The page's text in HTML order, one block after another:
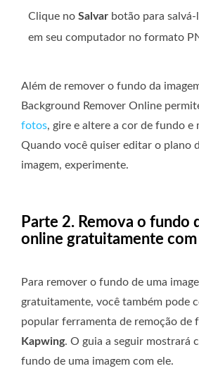
Clique no Salvar botão para
em seu computador no formato
Além de remover o fundo da
Background Remover Online
fotos, gire e altere a cor de fundo e
Quando você quiser editar o plano
imagem, experimente.
Parte 2. Remova o fundo
online gratuitamente
Para remover o fundo de uma
gratuitamente, você também pode
popular ferramenta de remoção de
Kapwing. O guia a seguir mostrará
fundo de uma imagem com ele.